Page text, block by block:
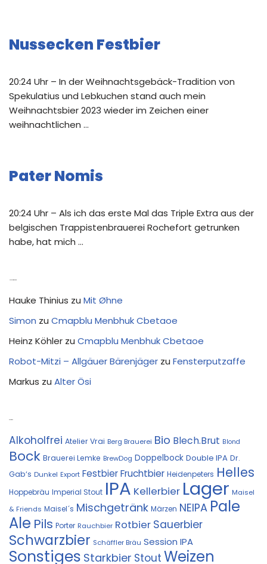
Nussecken Festbier
20:24 Uhr – In der Weihnachtsgebäck-Tradition von
Spekulatius und Lebkuchen stand auch mein
Weihnachtsbier 2023 wieder im Zeichen einer
weihnachtlichen …
Pater Nomis
20:24 Uhr – Als ich das erste Mal das Triple Extra aus der
belgischen Trappistenbrauerei Rochefort getrunken
habe, hat mich …
Hauke Thinius zu Mit Øhne
Simon zu Cmapblu Menbhuk Cbetaoe
Heinz Köhler zu Cmapblu Menbhuk Cbetaoe
Robot-Mitzi – Allgäuer Bärenjäger zu Fensterputzaffe
Markus zu Alter Ösi
Alkoholfrei Atelier Vrai Berg Brauerei Bio Blech.Brut Blond
Bock Brauerei Lemke BrewDog Doppelbock Double IPA Dr.
Gab‘s Dunkel Export FestbierFruchtbier Heidenpeters Helles
Hoppebräu Imperial Stout IPA Kellerbier Lager Maisel
& Friends Maisel´s Mischgetränk Märzen NEIPA Pale
Ale Pils Porter Rauchbier Rotbier Sauerbier
Schwarzbier Schäffler Bräu Session IPA
Sonstiges Starkbier Stout Weizen